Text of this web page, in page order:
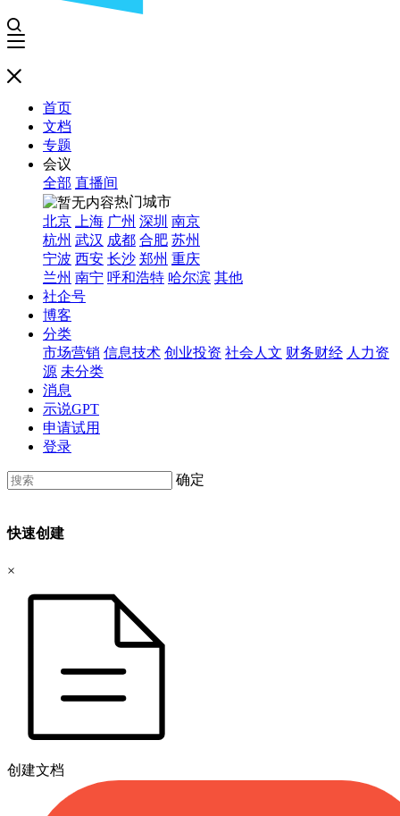
首页
文档
专题
会议
全部 直播间
热门城市
北京
上海 广州 深圳 南京
杭州 武汉 成都 合肥 苏州
宁波 西安 长沙 郑州 重庆
兰州 南宁 呼和浩特 哈尔滨 其他
社企号
博客
分类
市场营销 信息技术 创业投资 社会人文 财务财经 人力资
源 未分类
消息
示说GPT
申请试用
登录
确定
快速创建
×
创建文档